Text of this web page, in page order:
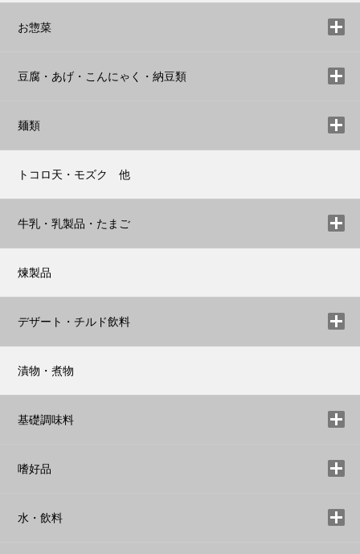
お惣菜
豆腐・あげ・こんにゃく・納豆類
麺類
トコロ天・モズク 他
牛乳・乳製品・たまご
煉製品
デザート・チルド飲料
漬物・煮物
基礎調味料
嗜好品
水・飲料